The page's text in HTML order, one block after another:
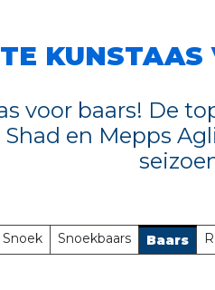
KUNSTAAS
voor baars! De
en Mepps
Snoek Snoekbaars Baars